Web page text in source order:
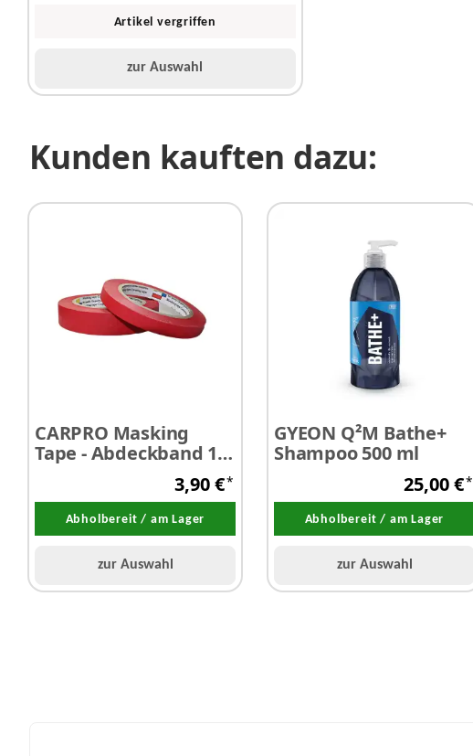
Artikel vergriffen
zur Auswahl
Kunden kauften dazu:
CARPRO Masking
Tape - Abdeckband 15
mm x 40 m 1 Stück3,90 €*
Abholbereit / am Lager
zur Auswahl
GYEON Q²M Bathe+
Shampoo 500 ml
25,00 €*
Abholbereit / am Lager
zur Auswahl